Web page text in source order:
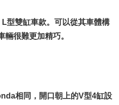
型雙缸車款。可以從其車體構
輛很難更加精巧。
相同，開口朝上的V型4缸設